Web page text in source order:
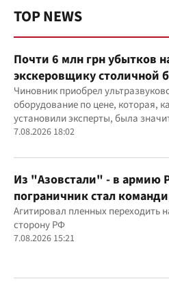
TOP NEWS
Почти 6 млн грн убытков
экскеровщику столичной
подозрение
Чиновник приобрел
оборудование по цене, которая,
установили эксперты, была
выше рыночной
7.08.2026 18:02
Из "Азовстали" - в
пограничник стал
расчета оккупантов
Агитировал пленных переходить
сторону РФ
7.08.2026 15:21